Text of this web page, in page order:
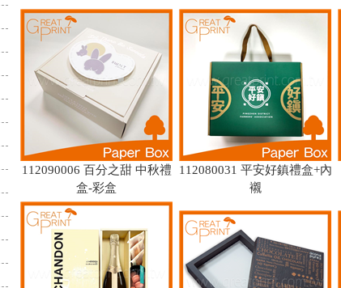
112090006 百分之甜 中秋禮
盒-彩盒
112080031 平安好鎮禮盒+內
襯